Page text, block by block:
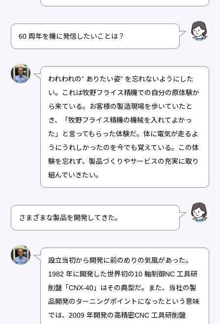
60 周年を機に発信したいことは？
われわれの“ ありたい姿” を忘れないようにした
い。これは牧野フライス精機での自分の原体験か
ら来ている。お客様の製造現場を歩いていたと
き、「牧野フライス精機の機械を入れてよかっ
た」と言ってもらった体験だ。体に電気が走るよ
うにうれしかったのを今でも覚えている。この体
験を忘れず、製品づくりやサービスの充実に取り
組んでいきたい。
さまざまな製品を開発してきた。
設立当初から開発に前のめりの気風があった。
1982 年に開発した世界初の10 軸制御NC 工具研
削盤「CNX-40」はその典型だ。また、当社の製
品開発のターニングポイントになったという意味
では、2009 年開発の高精密CNC 工具研削盤